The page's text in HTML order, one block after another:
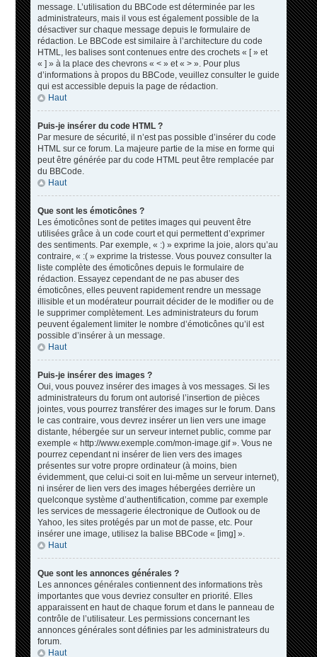
message. L’utilisation du BBCode est déterminée par les
administrateurs, mais il vous est également possible de la
désactiver sur chaque message depuis le formulaire de
rédaction. Le BBCode est similaire à l’architecture du code
HTML, les balises sont contenues entre des crochets « [ » et
« ] » à la place des chevrons « < » et « > ». Pour plus
d’informations à propos du BBCode, veuillez consulter le guide
qui est accessible depuis la page de rédaction.
Haut
Puis-je insérer du code HTML ?
Par mesure de sécurité, il n’est pas possible d’insérer du code
HTML sur ce forum. La majeure partie de la mise en forme qui
peut être générée par du code HTML peut être remplacée par
du BBCode.
Haut
Que sont les émoticônes ?
Les émoticônes sont de petites images qui peuvent être
utilisées grâce à un code court et qui permettent d’exprimer
des sentiments. Par exemple, « :) » exprime la joie, alors qu’au
contraire, « :( » exprime la tristesse. Vous pouvez consulter la
liste complète des émoticônes depuis le formulaire de
rédaction. Essayez cependant de ne pas abuser des
émoticônes, elles peuvent rapidement rendre un message
illisible et un modérateur pourrait décider de le modifier ou de
le supprimer complètement. Les administrateurs du forum
peuvent également limiter le nombre d’émoticônes qu’il est
possible d’insérer à un message.
Haut
Puis-je insérer des images ?
Oui, vous pouvez insérer des images à vos messages. Si les
administrateurs du forum ont autorisé l’insertion de pièces
jointes, vous pourrez transférer des images sur le forum. Dans
le cas contraire, vous devrez insérer un lien vers une image
distante, hébergée sur un serveur internet public, comme par
exemple « http://www.exemple.com/mon-image.gif ». Vous ne
pourrez cependant ni insérer de lien vers des images
présentes sur votre propre ordinateur (à moins, bien
évidemment, que celui-ci soit en lui-même un serveur internet),
ni insérer de lien vers des images hébergées derrière un
quelconque système d’authentification, comme par exemple
les services de messagerie électronique de Outlook ou de
Yahoo, les sites protégés par un mot de passe, etc. Pour
insérer une image, utilisez la balise BBCode « [img] ».
Haut
Que sont les annonces générales ?
Les annonces générales contiennent des informations très
importantes que vous devriez consulter en priorité. Elles
apparaissent en haut de chaque forum et dans le panneau de
contrôle de l’utilisateur. Les permissions concernant les
annonces générales sont définies par les administrateurs du
forum.
Haut